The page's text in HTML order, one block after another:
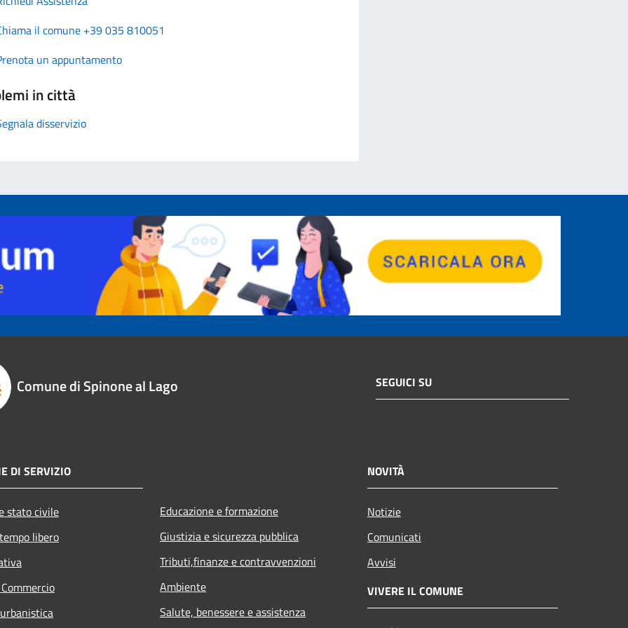
il comune +39 035 810051
un appuntamento
in città
disservizio
Comune di Spinone al Lago SEGUICI SU
DI SERVIZIO
stato civile
libero
Educazione e formazione
Giustizia e sicurezza pubblica
Tributi,finanze e contravvenzioni
Ambiente
Salute, benessere e assistenza
NOVITÀ
Notizie
Comunicati
Avvisi
VIVERE IL COMUNE